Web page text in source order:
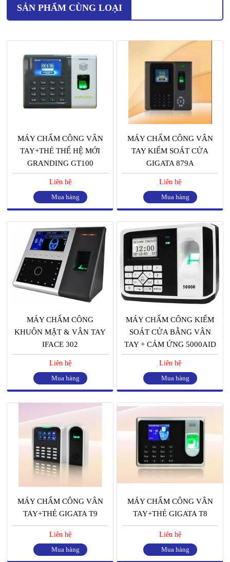
SẢN PHẨM CÙNG LOẠI
MÁY CHẤM CÔNG VÂN
TAY+THẺ THẾ HỆ MỚI
GRANDING GT100
Liên hệ
Mua hàng
MÁY CHẤM CÔNG VÂN
TAY KIỂM SOÁT CỬA
GIGATA 879A
Liên hệ
Mua hàng
MÁY CHẤM CÔNG
KHUÔN MẶT & VÂN TAY
IFACE 302
Liên hệ
Mua hàng
MÁY CHẤM CÔNG KIỂM
SOÁT CỬA BẰNG VÂN
TAY + CẢM ỨNG 5000AID
Liên hệ
Mua hàng
MÁY CHẤM CÔNG VÂN
TAY+THẺ GIGATA T9
Liên hệ
Mua hàng
MÁY CHẤM CÔNG VÂN
TAY+THẺ GIGATA T8
Liên hệ
Mua hàng